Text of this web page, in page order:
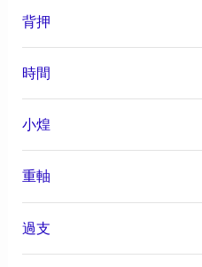
背押
時間
小煌
重軸
過支